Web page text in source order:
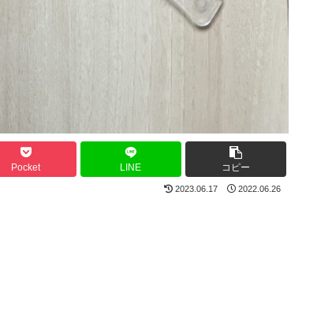
Pocket LINE コピー
2023.06.17 2022.06.26